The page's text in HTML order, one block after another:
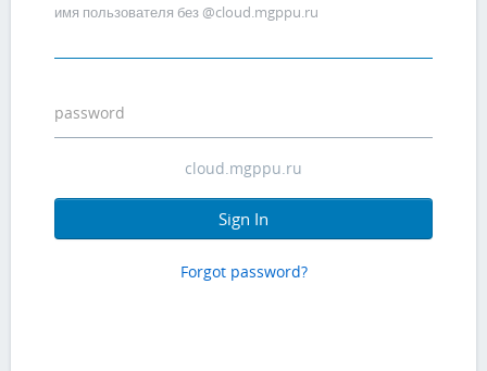
имя пользователя без @cloud.mgppu.ru
password
Sign In
Forgot password?